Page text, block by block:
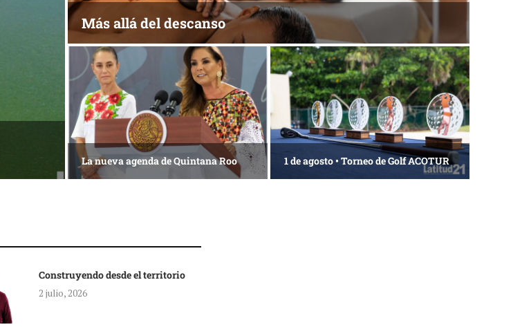
Más allá del descanso
La nueva agenda de Quintana Roo 1 de agosto • Torneo de Golf ACOTUR
Construyendo desde el territorio
2 julio, 2026